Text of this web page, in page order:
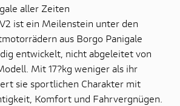
aller Zeiten
ist ein Meilenstein unter den
aus Borgo Panigale
entwickelt, nicht abgeleitet von
Mit 17?kg weniger als ihr
sie sportlichen Charakter mit
Komfort und Fahrvergnügen.